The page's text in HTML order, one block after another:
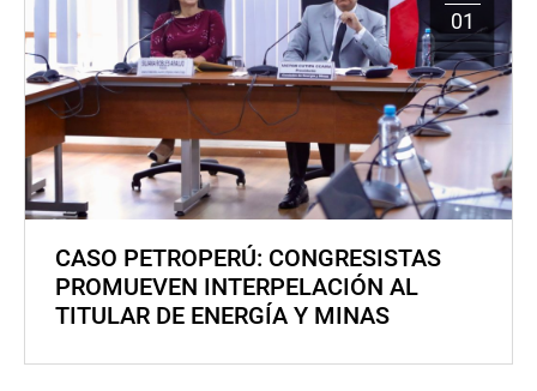
01
CASO PETROPERÚ: CONGRESISTAS
PROMUEVEN INTERPELACIÓN AL
TITULAR DE ENERGÍA Y MINAS